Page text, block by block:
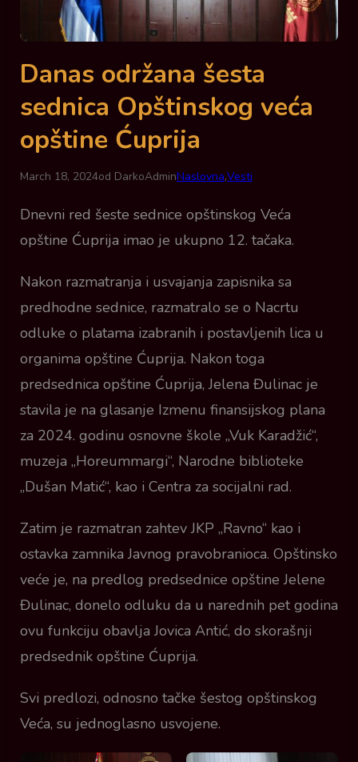
Danas održana šesta
sednica Opštinskog veća
opštine Ćuprija
March 18, 2024od DarkoAdminNaslovna,Vesti
Dnevni red šeste sednice opštinskog Veća
opštine Ćuprija imao je ukupno 12. tačaka.
Nakon razmatranja i usvajanja zapisnika sa
predhodne sednice, razmatralo se o Nacrtu
odluke o platama izabranih i postavljenih lica u
organima opštine Ćuprija. Nakon toga
predsednica opštine Ćuprija, Jelena Đulinac je
stavila je na glasanje Izmenu finansijskog plana
za 2024. godinu osnovne škole „Vuk Karadžić“,
muzeja „Horeummargi“, Narodne biblioteke
„Dušan Matić“, kao i Centra za socijalni rad.
Zatim je razmatran zahtev JKP „Ravno“ kao i
ostavka zamnika Javnog pravobranioca. Opštinsko
veće je, na predlog predsednice opštine Jelene
Đulinac, donelo odluku da u narednih pet godina
ovu funkciju obavlja Jovica Antić, do skorašnji
predsednik opštine Ćuprija.
Svi predlozi, odnosno tačke šestog opštinskog
Veća, su jednoglasno usvojene.